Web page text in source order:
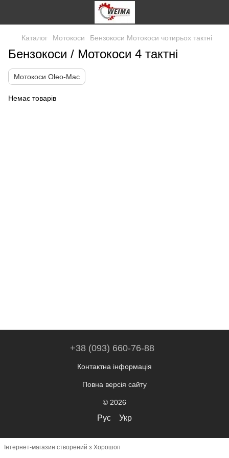
Каталог Мотокоси Бензокоси Мотокоси чотирьох тактні
Бензокоси / Мотокоси 4 тактні
Мотокоси Oleo-Mac
Немає товарів
+38 (093) 660-76-88
Контактна інформація
Повна версія сайту
© 2026
Рус Укр
Інтернет-магазин створений з Хорошоп